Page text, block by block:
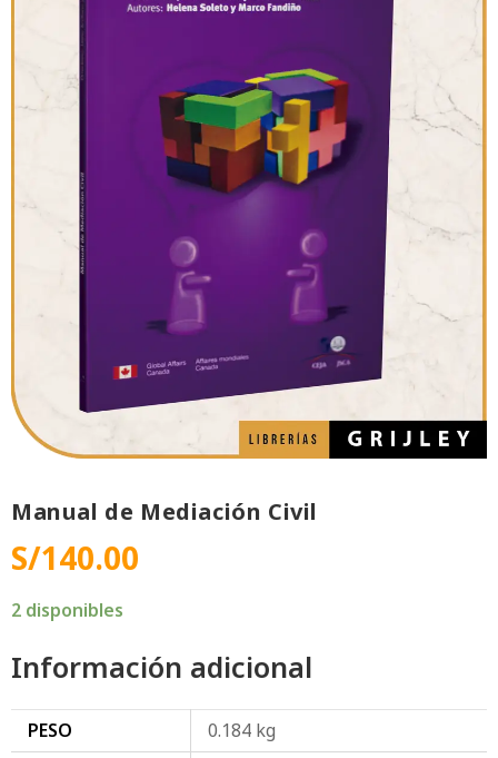
Manual de Mediación Civil
S/140.00
2 disponibles
Información adicional
PESO
0.184 kg